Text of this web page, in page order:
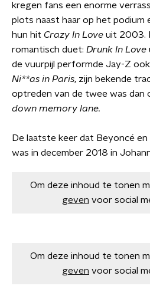
kregen fans een enorme
plots naast haar op het podium
hun hit Crazy In Love uit 2003.
romantisch duet: Drunk In Love
de vuurpijl performde Jay-Z
Ni**as in Paris, zijn bekende
optreden van de twee was dan
down memory lane.
De laatste keer dat Beyoncé
was in december 2018 in
Om deze inhoud te tonen
geven voor social
Om deze inhoud te tonen
geven voor social